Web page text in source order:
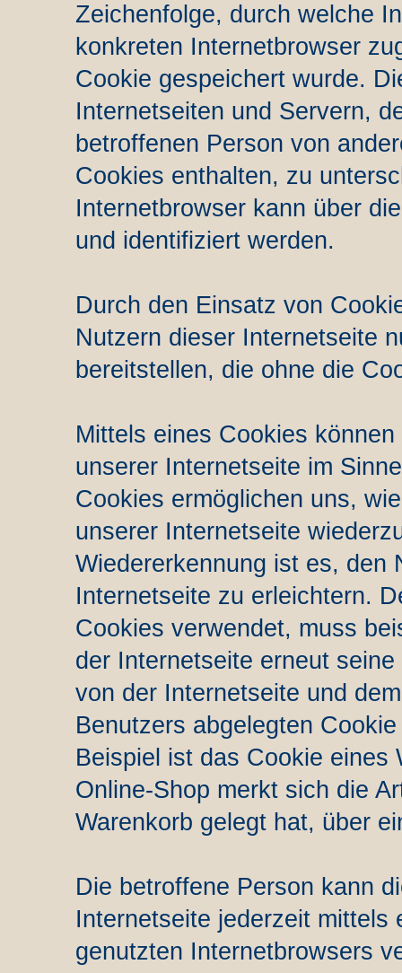
Zeichenfolge, durch welche
konkreten Internetbrowser
Cookie gespeichert wurde.
Internetseiten und Servern,
betroffenen Person von
Cookies enthalten, zu
Internetbrowser kann über
und identifiziert werden.
Durch den Einsatz von
Nutzern dieser Internetseite
bereitstellen, die ohne die
Mittels eines Cookies
unserer Internetseite im
Cookies ermöglichen uns,
unserer Internetseite
Wiedererkennung ist es, den
Internetseite zu erleichtern.
Cookies verwendet, muss
der Internetseite erneut
von der Internetseite und
Benutzers abgelegten
Beispiel ist das Cookie eines
Online-Shop merkt sich die
Warenkorb gelegt hat, über
Die betroffene Person kann
Internetseite jederzeit mittels
genutzten Internetbrowsers